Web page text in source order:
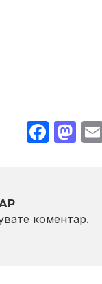
коментар.